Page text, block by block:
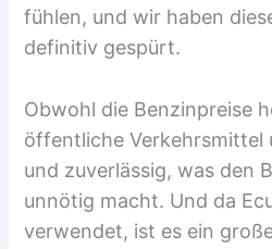
fühlen, und wir haben
definitiv gespürt.
Obwohl die Benzinpreise
öffentliche Verkehrsmittel
und zuverlässig, was den
unnötig macht. Und da
verwendet, ist es ein